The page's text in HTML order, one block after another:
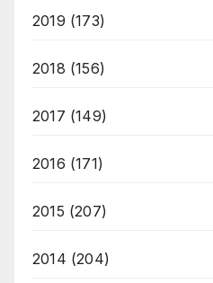
2019 (173)
2018 (156)
2017 (149)
2016 (171)
2015 (207)
2014 (204)